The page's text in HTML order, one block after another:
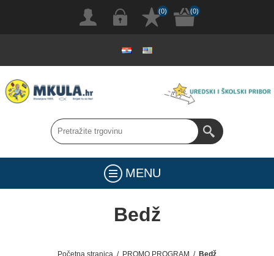
(0) (0)
MENU
Bedž
Početna stranica / PROMO PROGRAM / Bedž